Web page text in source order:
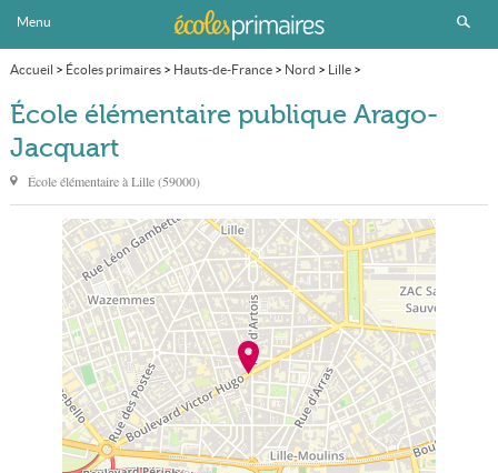
Menu
Accueil > Écoles primaires> Hauts-de-France> Nord > Lille>
École élémentaire publique Arago-Jacquart
École élémentaire publique Arago-
Jacquart
École élémentaire àLille(59000)